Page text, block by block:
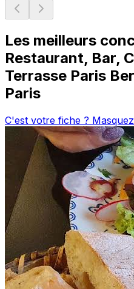
Les meilleurs
Restaurant, Bar,
Terrasse Paris
Paris
C'est votre fiche ?